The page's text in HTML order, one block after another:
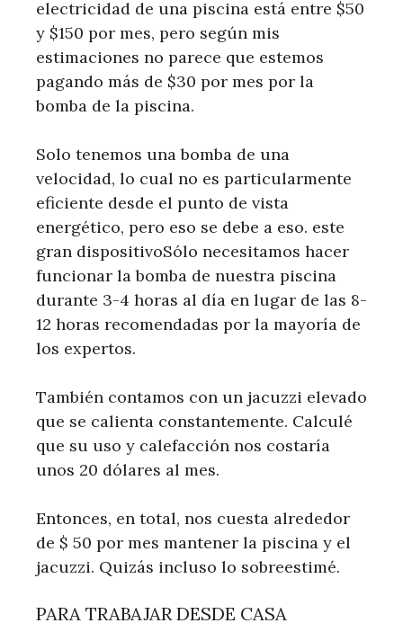
electricidad de una piscina está entre $50
y $150 por mes, pero según mis
estimaciones no parece que estemos
pagando más de $30 por mes por la
bomba de la piscina.
Solo tenemos una bomba de una
velocidad, lo cual no es particularmente
eficiente desde el punto de vista
energético, pero eso se debe a eso. este
gran dispositivoSólo necesitamos hacer
funcionar la bomba de nuestra piscina
durante 3-4 horas al día en lugar de las 8-
12 horas recomendadas por la mayoría de
los expertos.
También contamos con un jacuzzi elevado
que se calienta constantemente. Calculé
que su uso y calefacción nos costaría
unos 20 dólares al mes.
Entonces, en total, nos cuesta alrededor
de $ 50 por mes mantener la piscina y el
jacuzzi. Quizás incluso lo sobreestimé.
PARA TRABAJAR DESDE CASA